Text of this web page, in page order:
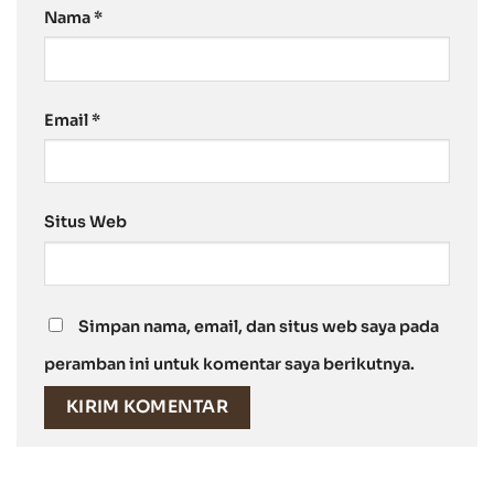
Nama*
Email*
Situs Web
Simpan nama, email, dan situs web saya pada
peramban ini untuk komentar saya berikutnya.